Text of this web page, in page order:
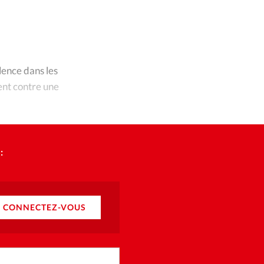
d'adresse
dans les
contre une
CONNECTEZ-VOUS